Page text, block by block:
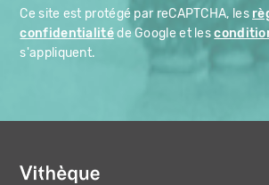
Ce site est protégé par reCAPTCHA, les
confidentialitéde Google et les
s'appliquent.